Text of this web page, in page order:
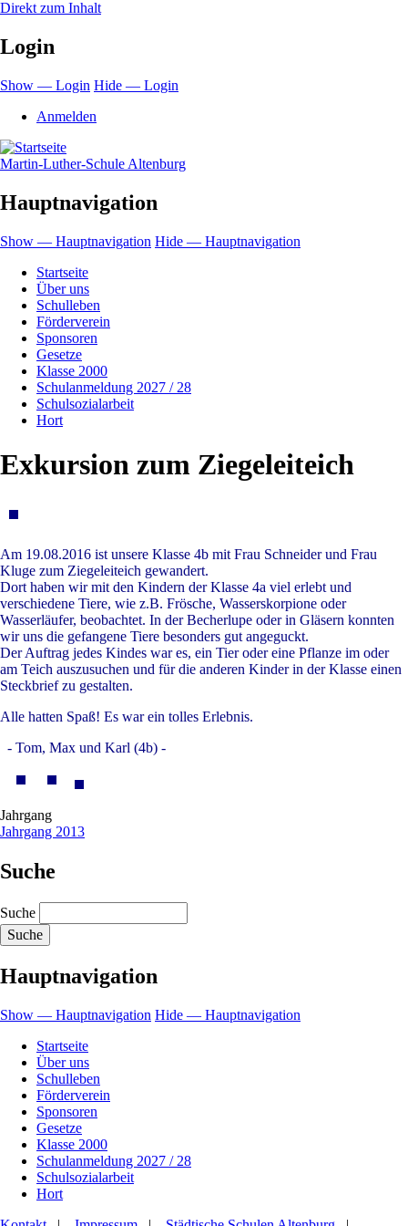
Direkt zum Inhalt
Login
Show — Login Hide — Login
Anmelden
Martin-Luther-Schule Altenburg
Hauptnavigation
Show — Hauptnavigation Hide — Hauptnavigation
Startseite
Über uns
Schulleben
Förderverein
Sponsoren
Gesetze
Klasse 2000
Schulanmeldung 2027 / 28
Schulsozialarbeit
Hort
Exkursion zum Ziegeleiteich
Am 19.08.2016 ist unsere Klasse 4b mit Frau Schneider und Frau
Kluge zum Ziegeleiteich gewandert.
Dort haben wir mit den Kindern der Klasse 4a viel erlebt und
verschiedene Tiere, wie z.B. Frösche, Wasserskorpione oder
Wasserläufer, beobachtet. In der Becherlupe oder in Gläsern konnten
wir uns die gefangene Tiere besonders gut angeguckt.
Der Auftrag jedes Kindes war es, ein Tier oder eine Pflanze im oder
am Teich auszusuchen und für die anderen Kinder in der Klasse einen
Steckbrief zu gestalten.
Alle hatten Spaß! Es war ein tolles Erlebnis.
- Tom, Max und Karl (4b) -
Jahrgang
Jahrgang 2013
Suche
Suche
Hauptnavigation
Show — Hauptnavigation Hide — Hauptnavigation
Startseite
Über uns
Schulleben
Förderverein
Sponsoren
Gesetze
Klasse 2000
Schulanmeldung 2027 / 28
Schulsozialarbeit
Hort